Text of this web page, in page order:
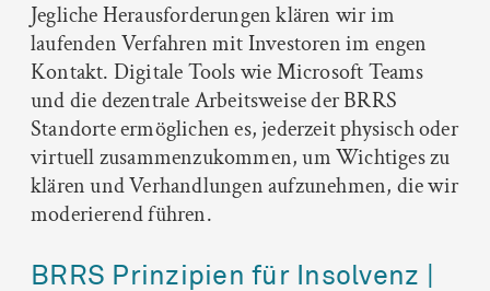
Jegliche Herausforderungen klären wir im
laufenden Verfahren mit Investoren im engen
Kontakt. Digitale Tools wie Microsoft Teams
und die dezentrale Arbeitsweise der BRRS
Standorte ermöglichen es, jederzeit physisch oder
virtuell zusammenzukommen, um Wichtiges zu
klären und Verhandlungen aufzunehmen, die wir
moderierend führen.
BRRS Prinzipien für Insolvenz |